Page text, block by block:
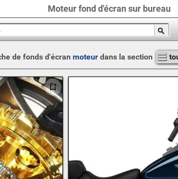
Moteur fond d'écran sur bureau
de fonds d'écran moteurdans la section